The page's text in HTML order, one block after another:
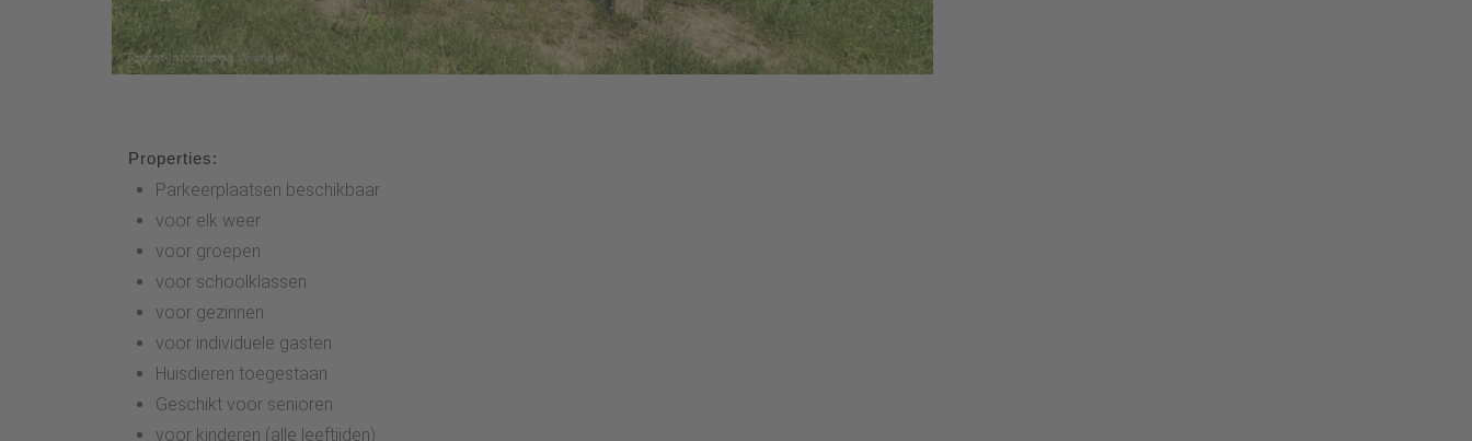
Properties:
Parkeerplaatsen beschikbaar
voor elk weer
voor groepen
voor schoolklassen
voor gezinnen
voor individuele gasten
Huisdieren toegestaan
Geschikt voor senioren
voor kinderen (alle leeftijden)